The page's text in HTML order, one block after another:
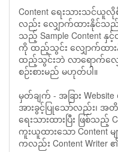
Content ရေးသားသင်ယူ
လည်း လျှောက်ထားနိုင်သည်။
သည့် Sample Content နှ
ကို ထည့်သွင်း လျှောက်ထားနို
ထည့်သွင်းဘဲ လာရောက်လျှ
စဉ်းစားမည် မဟုတ်ပါ။
မှတ်ချက် - အခြား Website
အားခွင့်ပြုသော်လည်း၊ အတိ
ရေးသားထားပြီး ဖြစ်သည့်
ကူးယူထားသော Content မ
ကလည်း Content Writer